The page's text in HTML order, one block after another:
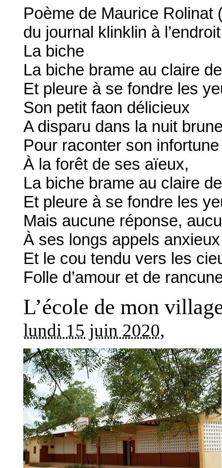
Poème de Maurice Rolinat
du journal klinklin à
La biche
La biche brame au claire
Et pleure à se fondre les
Son petit faon délicieux
A disparu dans la nuit
Pour raconter son infortune
À la forêt de ses aïeux,
La biche brame au claire
Et pleure à se fondre les
Mais aucune réponse,
À ses longs appels
Et le cou tendu vers les
Folle d’amour et de
L’école de mon
lundi 15 juin 2020,